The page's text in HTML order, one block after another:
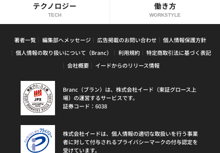
テクノロジー
TECH
働き方
WORKSTYLE
著者一覧 編集部へメッセージ 広告掲載のお問い合わせ
個人情報保護方針
個人情報の取り扱いについて（Branc）
利用規約
特定商取引法に基づく表記
会社概要
イードからのリリース情報
Branc（ブラン）は、株式会社イード（東証グロース上
場）の運営するサービスです。
証券コード：6038
株式会社イードは、個人情報の適切な取扱いを行う事業
者に対して付与されるプライバシーマークの付与認定を
受けています。